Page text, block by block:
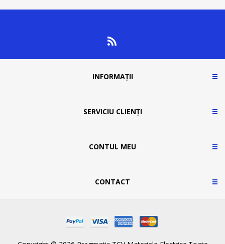
INFORMAȚII
SERVICIU CLIENȚI
CONTUL MEU
CONTACT